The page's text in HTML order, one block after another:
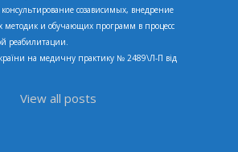
созависимых, внедрение
методик и обучающих программ в процесс
реабилитации.
на медичну практику № 2489\Л-П від
View all posts